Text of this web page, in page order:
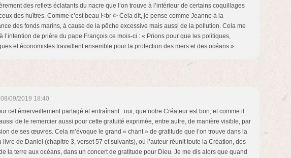
des reflets éclatants du nacre que l’on trouve à l’intérieur de certains coquillages
des huîtres. Comme c’est beau !<br /> Cela dit, je pense comme Jeanne à la
des fonds marins, à cause de la pêche excessive mais aussi de la pollution. Cela me
l’intention de prière du pape François ce mois-ci : « Prions pour que les politiques,
et économistes travaillent ensemble pour la protection des mers et des océans ».
08/09/2019 18:40
cet émerveillement partagé et entraînant : oui, que notre Créateur est bon, et comme il
de le remercier aussi pour cette gratuité exprimée, entre autre, de manière visible, par
de ses œuvres. Cela m’évoque le grand « chant » de gratitude que l’on trouve dans la
livre de Daniel (chapitre 3, verset 57 et suivants), où l’auteur réunit toute la Création, des
la terre aux océans, dans un concert de gratitude pour Dieu. Je me dis alors que quand